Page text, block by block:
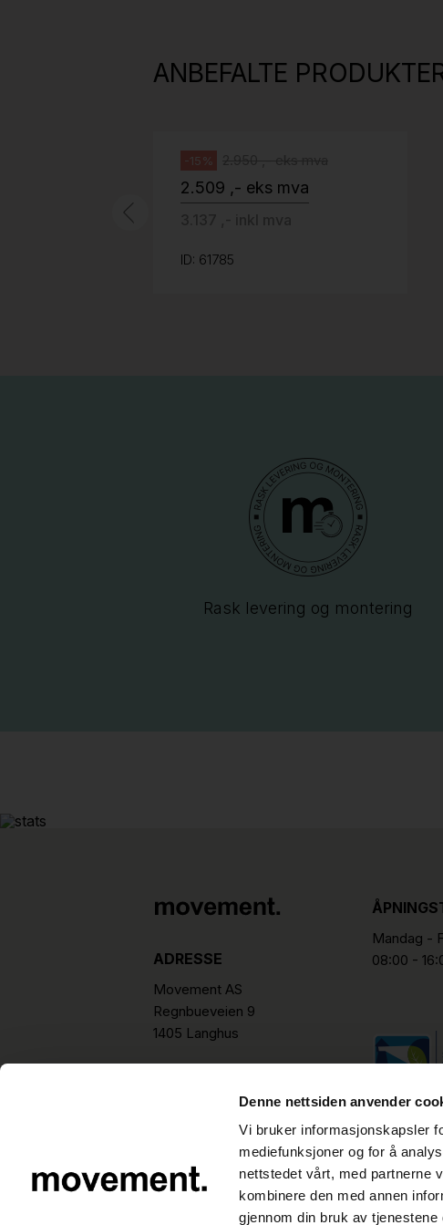
Denne nettsiden anvender
Vi bruker informasjonskapsler
mediefunksjoner og for å
nettstedet vårt, med partnerne
kombinere den med annen
gjennom din bruk av
ANBEFALTE
grått fotkryss, Pent brukt
-15%
2.509 ,- eks mva
ID: 61785
Rask levering og montering
ADRESSE
Movement AS
Regnbueveien 9
1405 Langhus
hello@movement.as
Mandag -
08:00 -